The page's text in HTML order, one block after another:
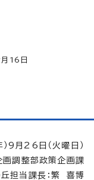
16 日
9月26日（火曜日）
画調整部政策企画課
担当課長：繁 喜博